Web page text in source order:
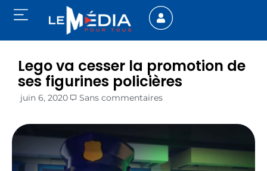
Lego va cesser la promotion de
ses figurines policières
juin 6, 2020 Sans commentaires